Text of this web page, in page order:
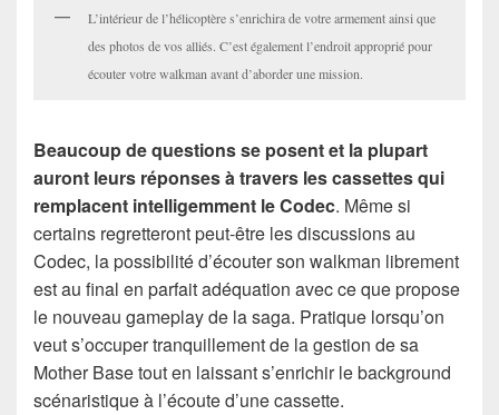
L’intérieur de l’hélicoptère s’enrichira de votre armement ainsi que
des photos de vos alliés. C’est également l’endroit approprié pour
écouter votre walkman avant d’aborder une mission.
Beaucoup de questions se posent et la plupart
auront leurs réponses à travers les cassettes qui
remplacent intelligemment le Codec. Même si
certains regretteront peut-être les discussions au
Codec, la possibilité d’écouter son walkman librement
est au final en parfait adéquation avec ce que propose
le nouveau gameplay de la saga. Pratique lorsqu’on
veut s’occuper tranquillement de la gestion de sa
Mother Base tout en laissant s’enrichir le background
scénaristique à l’écoute d’une cassette.